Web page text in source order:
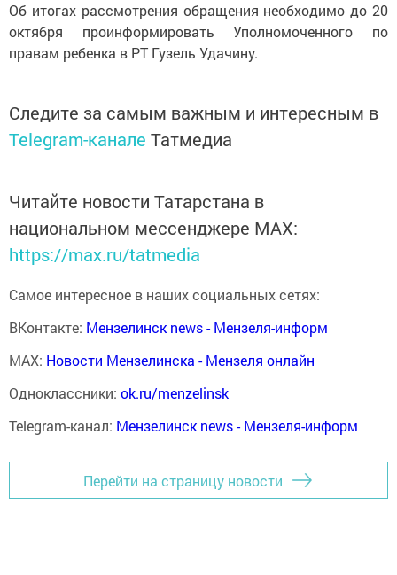
Об итогах рассмотрения обращения необходимо до 20
октября проинформировать Уполномоченного по
правам ребенка в РТ Гузель Удачину.
Следите за самым важным и интересным в
Telegram-канале Татмедиа
Читайте новости Татарстана в
национальном мессенджере MАХ:
https://max.ru/tatmedia
Самое интересное в наших социальных сетях:
ВКонтакте: Мензелинск news - Мензеля-информ
MAX: Новости Мензелинска - Мензеля онлайн
Одноклассники: ok.ru/menzelinsk
Telegram-канал: Мензелинск news - Мензеля-информ
Перейти на страницу новости